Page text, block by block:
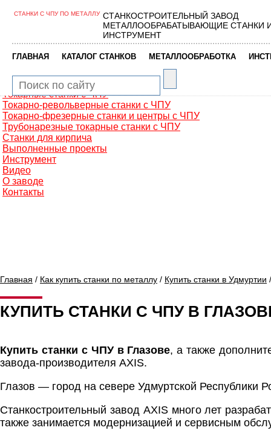
Главная
Фрезерные обрабатывающие центры
Сверлильно-фрезерные станки
Промышленные роботы манипуляторы
Токарные автоматы с ЧПУ
Токарные станки с ЧПУ
Токарно-револьверные станки с ЧПУ
Токарно-фрезерные станки и центры с ЧПУ
Трубонарезные токарные станки с ЧПУ
Станки для кирпича
Выполненные проекты
Инструмент
Видео
О заводе
Контакты
СТАНКИ С ЧПУ ПО МЕТАЛЛУ СТАНКОСТРОИТЕЛЬНЫЙ ЗАВОД
МЕТАЛЛООБРАБАТЫВАЮЩИЕ СТАНКИ
ИНСТРУМЕНТ
ГЛАВНАЯ КАТАЛОГ СТАНКОВ МЕТАЛЛООБРАБОТКА
Главная / Как купить станки по металлу / Купить станки в Удмуртии
КУПИТЬ СТАНКИ С ЧПУ В
Купить станки с ЧПУ в Глазове, а также
завода-производителя AXIS.
Глазов — город на севере Удмуртской Республики
Станкостроительный завод AXIS много лет
также занимается модернизацией и сервисным